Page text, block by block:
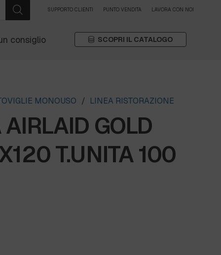
SUPPORTO CLIENTI PUNTO VENDITA LAVORA CON NOI
consiglio SCOPRI IL CATALOGO
MONOUSO / LINEA RISTORAZIONE
AIRLAID GOLD
T.UNITA 100